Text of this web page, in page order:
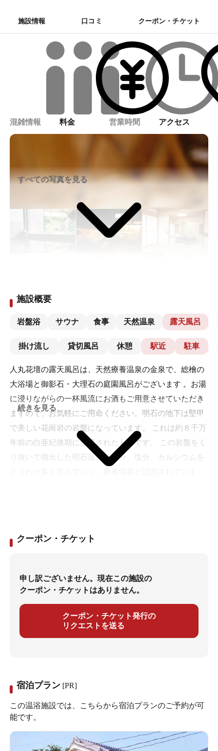
施設情報 口コミ クーポン・チケット
混雑情報 料金 営業時間 アクセス
すべての写真を見る
施設概要
岩盤浴 サウナ 食事 天然温泉 露天風呂
掛け流し 貸切風呂 休憩 駅近 駐車
人丸花壇の露天風呂は、天然療養温泉の金泉で、総檜の
大浴場と御影石・大理石の庭園風呂がございます 。お湯
に浸りながらの一杯風流にお酒もご用意させていただき
ますので、お気軽にご用命ください。明石の地下は堅甲
で美しい花崗岩の岩盤になっています。 これは約８千万
年前の白亜紀後期に形成されたものです。 この岩盤をく
り抜いて噴出した明石温泉は鉄分、塩分、カルシウムを
続きを見る
クーポン・チケット
申し訳ございません。現在この施設の
クーポン・チケットはありません。
クーポン・チケット発行の
リクエストを送る
宿泊プラン [PR]
この温浴施設では、こちらから宿泊プランのご予約が可
能です。